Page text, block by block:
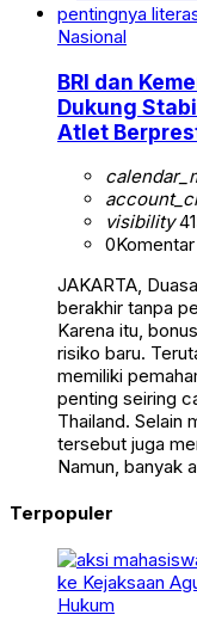
Nasional
BRI dan
Dukung
Atlet
visibility
0Komentar
JAKARTA,
berakhir tanpa
Karena itu,
risiko baru.
memiliki
penting seiring
Thailand. Selain
tersebut juga
Namun, banyak
Terpopuler
Hukum